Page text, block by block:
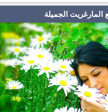
المارغريت الجميلة